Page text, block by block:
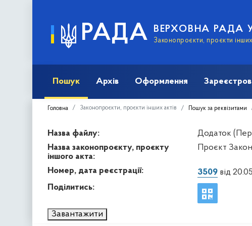
РАДА ВЕРХОВНА РАДА
Законопроєкти, проєкти інших
Пошук Архів Оформлення
Головна Законопроєкти, проєкти інших актів Пошук за реквізитами
Назва файлу:
Додаток
Назва законопроєкту, проєкту
іншого акта:
Проєкт
Номер, дата реєстрації: 3509від
Поділитись:
Завантажити